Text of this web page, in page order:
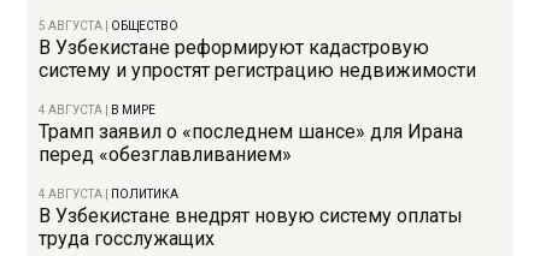
5 АВГУСТА ОБЩЕСТВО
В Узбекистане реформируют кадастровую
систему и упростят регистрацию недвижимости
4 АВГУСТА В МИРЕ
Трамп заявил о «последнем шансе» для Ирана
перед «обезглавливанием»
4 АВГУСТА ПОЛИТИКА
В Узбекистане внедрят новую систему оплаты
труда госслужащих